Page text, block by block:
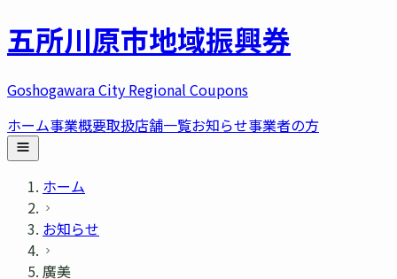
五所川原市地域振興券
Goshogawara City Regional Coupons
ホーム事業概要取扱店舗一覧お知らせ事業者の方
ホーム
お知らせ
廣美